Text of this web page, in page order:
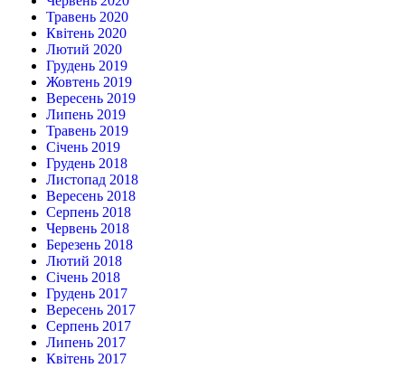
Травень 2020
Квітень 2020
Лютий 2020
Грудень 2019
Жовтень 2019
Вересень 2019
Липень 2019
Травень 2019
Січень 2019
Грудень 2018
Листопад 2018
Вересень 2018
Серпень 2018
Червень 2018
Березень 2018
Лютий 2018
Січень 2018
Грудень 2017
Вересень 2017
Серпень 2017
Липень 2017
Квітень 2017